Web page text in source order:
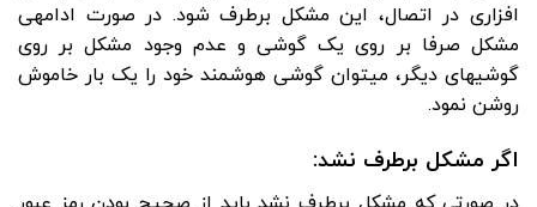
افزاری در اتصال، این مشکل برطرف شود. در صورت ادامه­ی
مشکل صرفا بر روی یک گوشی و عدم وجود مشکل بر روی
گوشی­های دیگر، میتوان گوشی هوشمند خود را یک بار خاموش
روشن نمود.
اگر مشکل برطرف نشد: